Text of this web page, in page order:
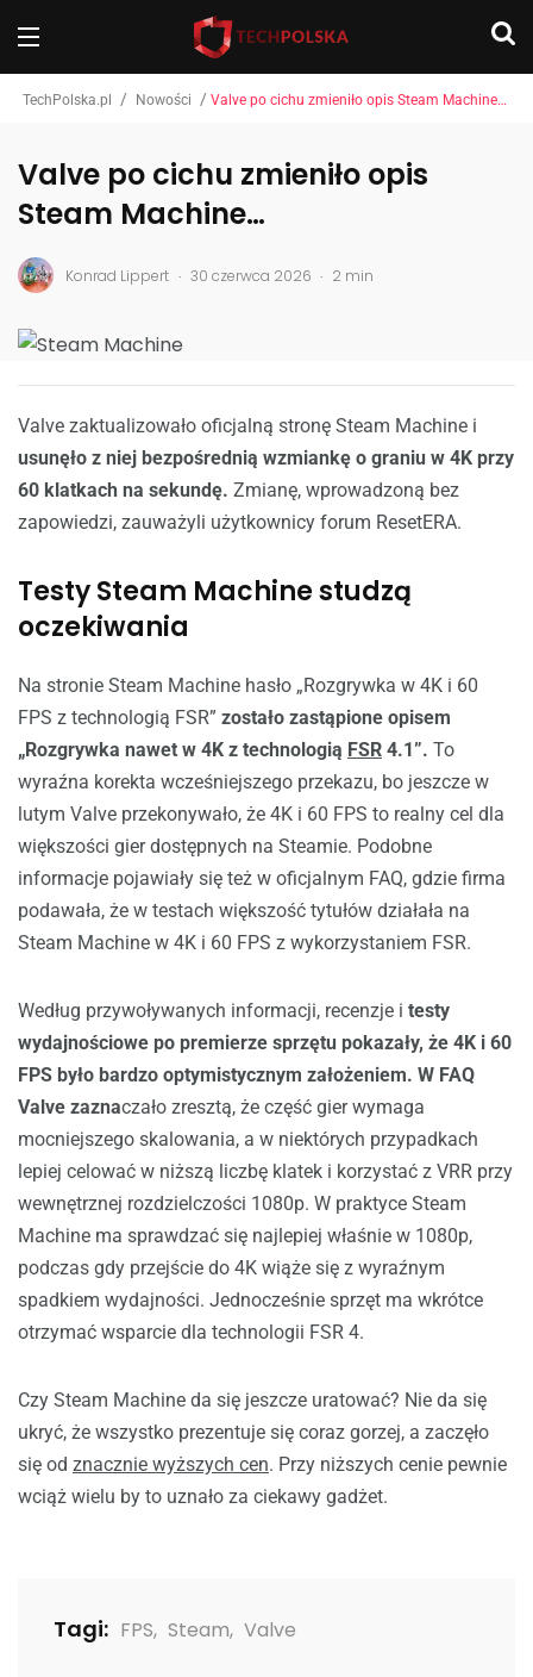
TechPolska.pl / Nowości / Valve po cichu zmieniło opis Steam Machine…
Valve po cichu zmieniło opis
Steam Machine…
Konrad Lippert . 30 czerwca 2026 . 2 min
Valve zaktualizowało oficjalną stronę Steam Machine i
usunęło z niej bezpośrednią wzmiankę o graniu w 4K przy
60 klatkach na sekundę. Zmianę, wprowadzoną bez
zapowiedzi, zauważyli użytkownicy forum ResetERA.
Testy Steam Machine studzą
oczekiwania
Na stronie Steam Machine hasło „Rozgrywka w 4K i 60
FPS z technologią FSR” zostało zastąpione opisem
„Rozgrywka nawet w 4K z technologią FSR 4.1”. To
wyraźna korekta wcześniejszego przekazu, bo jeszcze w
lutym Valve przekonywało, że 4K i 60 FPS to realny cel dla
większości gier dostępnych na Steamie. Podobne
informacje pojawiały się też w oficjalnym FAQ, gdzie firma
podawała, że w testach większość tytułów działała na
Steam Machine w 4K i 60 FPS z wykorzystaniem FSR.
Według przywoływanych informacji, recenzje i testy
wydajnościowe po premierze sprzętu pokazały, że 4K i 60
FPS było bardzo optymistycznym założeniem. W FAQ
Valve zaznaczało zresztą, że część gier wymaga
mocniejszego skalowania, a w niektórych przypadkach
lepiej celować w niższą liczbę klatek i korzystać z VRR przy
wewnętrznej rozdzielczości 1080p. W praktyce Steam
Machine ma sprawdzać się najlepiej właśnie w 1080p,
podczas gdy przejście do 4K wiąże się z wyraźnym
spadkiem wydajności. Jednocześnie sprzęt ma wkrótce
otrzymać wsparcie dla technologii FSR 4.
Czy Steam Machine da się jeszcze uratować? Nie da się
ukryć, że wszystko prezentuje się coraz gorzej, a zaczęło
się od znacznie wyższych cen. Przy niższych cenie pewnie
wciąż wielu by to uznało za ciekawy gadżet.
Tagi: FPS, Steam, Valve